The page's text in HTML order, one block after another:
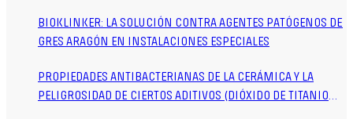
BIOKLINKER: LA SOLUCIÓN CONTRA AGENTES PATÓGENOS DE
GRES ARAGÓN EN INSTALACIONES ESPECIALES
PROPIEDADES ANTIBACTERIANAS DE LA CERÁMICA Y LA
PELIGROSIDAD DE CIERTOS ADITIVOS (DIÓXIDO DE TITANIO